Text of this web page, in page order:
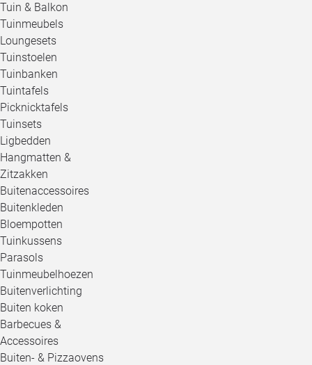
Tuin & Balkon
Tuinmeubels
Loungesets
Tuinstoelen
Tuinbanken
Tuintafels
Picknicktafels
Tuinsets
Ligbedden
Hangmatten &
Zitzakken
Buitenaccessoires
Buitenkleden
Bloempotten
Tuinkussens
Parasols
Tuinmeubelhoezen
Buitenverlichting
Buiten koken
Barbecues &
Accessoires
Buiten- & Pizzaovens